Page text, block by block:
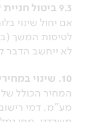
9.3 ביטול חניית לילה הניתנת על ידי חברות התעופה
אם יחול שינוי
לטיסות המשך
לא ייחשב הדבר
10. שינוי במחירים
המחיר הכולל
מע"מ, דמי